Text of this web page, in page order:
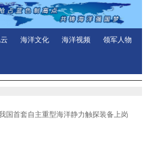
海洋文化 海洋视频 领军人物
国首套自主重型海洋静力触探装备上岗